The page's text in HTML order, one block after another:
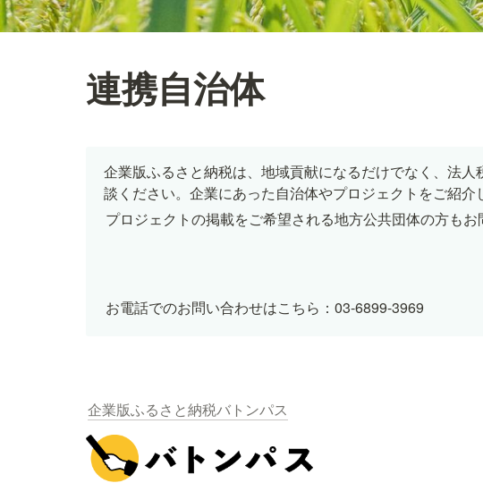
連携自治体
企業版ふるさと納税は、地域貢献になるだけでなく、法
談ください。企業にあった自治体やプロジェクトをご紹介
プロジェクトの掲載をご希望される地方公共団体の方も
お電話でのお問い合わせはこちら：03-6899-3969
企業版ふるさと納税バトンパス